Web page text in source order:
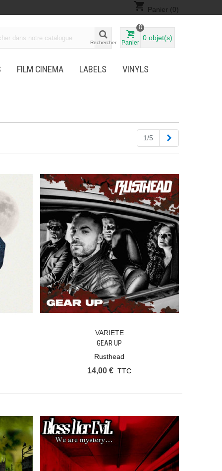
shopping_cart Panier (0)
Rechercher Panier
0
0 objet(s)
FILM CINEMA LABELS
VINYLS
1/5
Ajouter Au Panier
VARIETE
GEAR UP
Rusthead
14,00 € TTC